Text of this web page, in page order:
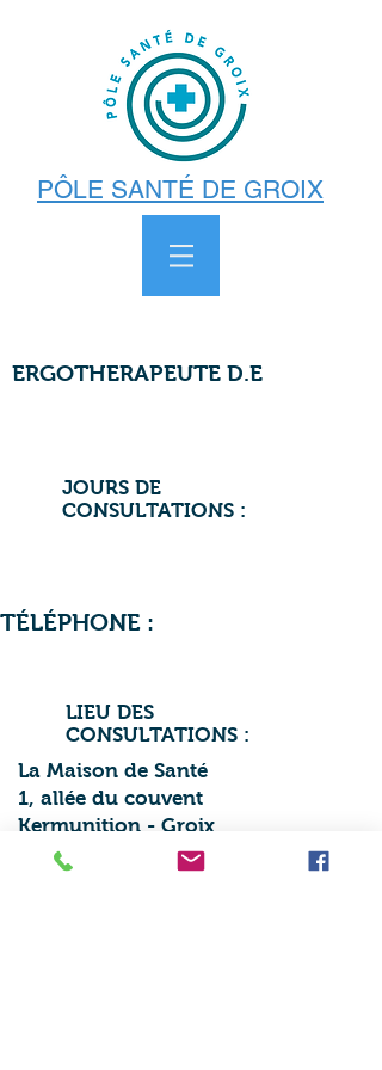
PÔLE SANTÉ DE GROIX
ERGOTHERAPEUTE D.E
JOURS DE
CONSULTATIONS :
TÉLÉPHONE :
LIEU DES
CONSULTATIONS :
La Maison de Santé
1, allée du couvent
Kermunition - Groix